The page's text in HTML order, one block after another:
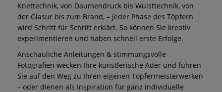
Knettechnik, von Daumendruck bis Wulsttechnik, von
der Glasur bis zum Brand, – jeder Phase des Töpfern
wird Schritt für Schritt erklärt. So können Sie kreativ
experimentieren und haben schnell erste Erfolge.
Anschauliche Anleitungen & stimmungsvolle
Fotografien wecken Ihre künstlerische Ader und führen
Sie auf den Weg zu Ihren eigenen Töpfermeisterwerken
– oder dienen als Inspiration für ganz individuelle